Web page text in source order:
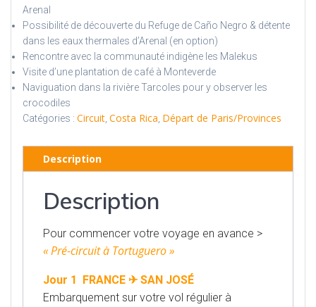
Arenal
Possibilité de découverte du Refuge de Caño Negro & détente
dans les eaux thermales d’Arenal (en option)
Rencontre avec la communauté indigène les Malekus
Visite d’une plantation de café à Monteverde
Naviguation dans la rivière Tarcoles pour y observer les
crocodiles
Catégories : Circuit Costa Rica Départ de Paris/Provinces
Description
Description
Pour commencer votre voyage en avance >
« Pré-circuit à Tortuguero »
Jour 1 FRANCE ✈ SAN JOSÉ
Embarquement sur votre vol régulier à